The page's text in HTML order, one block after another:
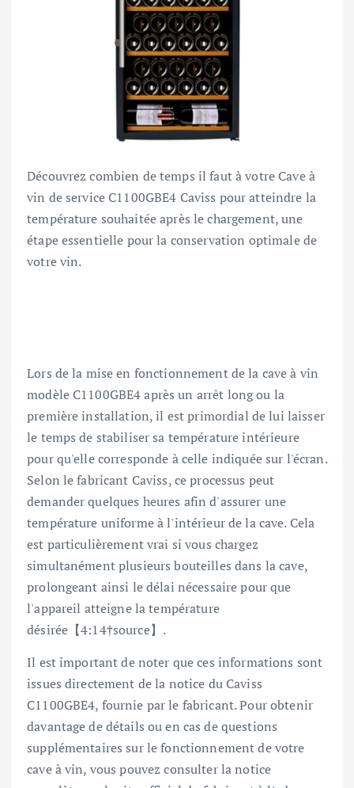
Découvrez combien de temps il faut à votre Cave à
vin de service C1100GBE4 Caviss pour atteindre la
température souhaitée après le chargement, une
étape essentielle pour la conservation optimale de
votre vin.
Lors de la mise en fonctionnement de la cave à vin
modèle C1100GBE4 après un arrêt long ou la
première installation, il est primordial de lui laisser
le temps de stabiliser sa température intérieure
pour qu'elle corresponde à celle indiquée sur l'écran.
Selon le fabricant Caviss, ce processus peut
demander quelques heures afin d'assurer une
température uniforme à l'intérieur de la cave. Cela
est particulièrement vrai si vous chargez
simultanément plusieurs bouteilles dans la cave,
prolongeant ainsi le délai nécessaire pour que
l'appareil atteigne la température
désirée【4:14†source】.
Il est important de noter que ces informations sont
issues directement de la notice du Caviss
C1100GBE4, fournie par le fabricant. Pour obtenir
davantage de détails ou en cas de questions
supplémentaires sur le fonctionnement de votre
cave à vin, vous pouvez consulter la notice